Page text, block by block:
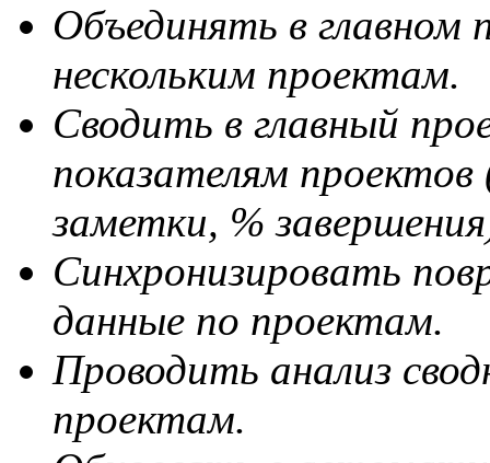
Объединять в
нескольким проектам.
Сводить в главный
показателям
заметки, %
Синхронизировать
данные по проектам.
Проводить анализ
проектам.